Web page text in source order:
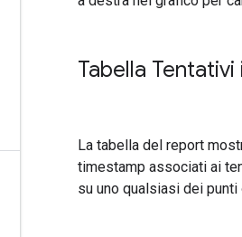
Tabella
La tabella del report
timestamp associati ai
su uno qualsiasi dei